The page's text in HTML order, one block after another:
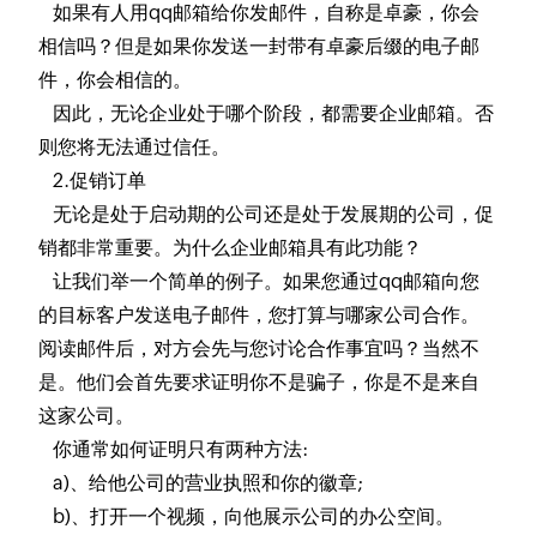
如果有人用qq邮箱给你发邮件，自称是卓豪，你会
相信吗？但是如果你发送一封带有卓豪后缀的电子邮
件，你会相信的。
因此，无论企业处于哪个阶段，都需要企业邮箱。否
则您将无法通过信任。
2.促销订单
无论是处于启动期的公司还是处于发展期的公司，促
销都非常重要。为什么企业邮箱具有此功能？
让我们举一个简单的例子。如果您通过qq邮箱向您
的目标客户发送电子邮件，您打算与哪家公司合作。
阅读邮件后，对方会先与您讨论合作事宜吗？当然不
是。他们会首先要求证明你不是骗子，你是不是来自
这家公司。
你通常如何证明只有两种方法:
a)、给他公司的营业执照和你的徽章;
b)、打开一个视频，向他展示公司的办公空间。